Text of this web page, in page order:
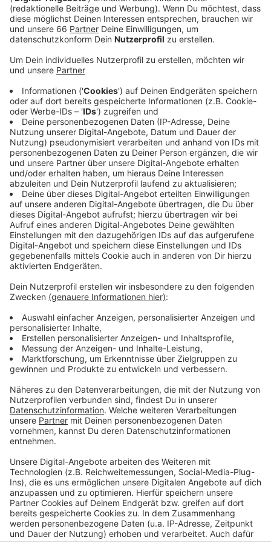
in der Stadt, betont der Düsseldorfer OB Stephan
Keller.
Veröffentlicht:Freitag, 27.05.2022 15:46
Anzeige
Denn die neuen Radwege verbinden den beliebten
Rheinradweg mit der West-Ost-Route, die irgendwann
von Meerbusch bis nach Gerresheim verlaufen soll. Um
Platz für den neuen Radweg auf der Hofgartenrampe
zu schaffen, fallen die Parkplätze seitlich entlang des
Hofgartens ab sofort weg. Auf der Oederallee werden
die Fahrstreifen für Autos etwas schmaler. Die neuen
Radwege sollen bis Ende des Jahres fertig sein.
Anzeige
Weitere Infos und Links zum Thema
Knotenpunkt Hofgartenrampe - Oederallee: Hier
informiert die Stadt zu dem Projekt
Düsseldorfer Stadtradeln: Schon gut 65 Tonnen
CO2 vermieden
Anzeige
Anzeige